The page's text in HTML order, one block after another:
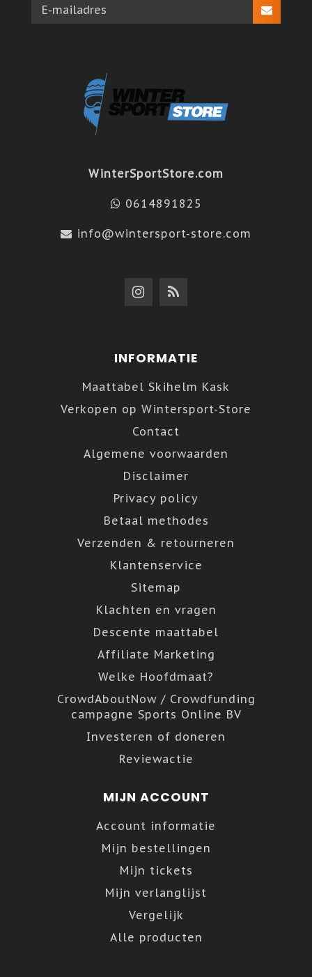
WinterSportStore.com
0614891825
info@wintersport-store.com
INFORMATIE
Maattabel Skihelm Kask
Verkopen op Wintersport-Store
Contact
Algemene voorwaarden
Disclaimer
Privacy policy
Betaal methodes
Verzenden & retourneren
Klantenservice
Sitemap
Klachten en vragen
Descente maattabel
Affiliate Marketing
Welke Hoofdmaat?
CrowdAboutNow / Crowdfunding
campagne Sports Online BV
Investeren of doneren
Reviewactie
MIJN ACCOUNT
Account informatie
Mijn bestellingen
Mijn tickets
Mijn verlanglijst
Vergelijk
Alle producten